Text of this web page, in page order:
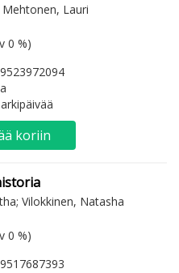
Mehtonen, Lauri
hinta
0 %)
koriin
Vilokkinen, Natasha
hinta
0 %)